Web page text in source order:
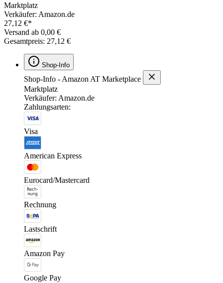
Marktplatz
Verkäufer: Amazon.de
27,12 €*
Versand ab 0,00 €
Gesamtpreis: 27,12 €
Shop-Info
Shop-Info - Amazon AT Marketplace
Marktplatz
Verkäufer: Amazon.de
Zahlungsarten:
Visa
American Express
Eurocard/Mastercard
Rechnung
Lastschrift
Amazon Pay
Google Pay